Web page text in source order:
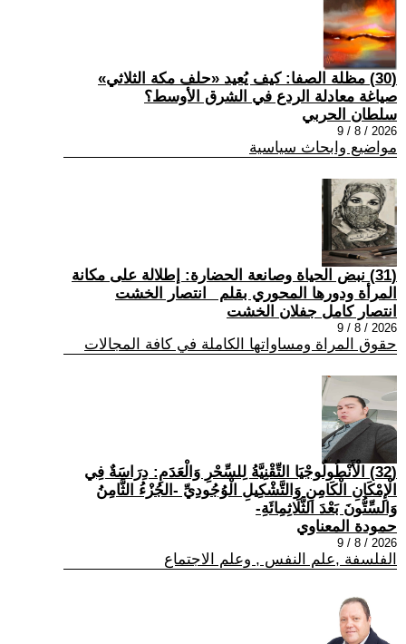
(30) مظلة الصفا: كيف يُعيد «حلف مكة الثلاثي»
صياغة معادلة الردع في الشرق الأوسط؟
سلطان الحربي
2026 / 8 / 9
مواضيع وابحاث سياسية
(31) نبض الحياة وصانعة الحضارة: إطلالة على مكانة
المرأة ودورها المحوري بقلم _انتصار الخشت
انتصار كامل جفلان الخشت
2026 / 8 / 9
حقوق المراة ومساواتها الكاملة في كافة المجالات
(32) الْأَنْطُولُوجْيَا التِّقْنِيَّةُ لِلسِّحْرِ وَالْعَدَمِ: دِرَاسَةٌ فِي
الْإِمْكَانِ الْكَامِنِ وَالتَّشْكِيلِ الْوُجُودِيِّ -الجُزْءُ الثَّامِنُ
وَالسِّتُّونَ بَعْدَ الثَّلَاثِمِائَةِ-
حمودة المعناوي
2026 / 8 / 9
الفلسفة ,علم النفس , وعلم الاجتماع